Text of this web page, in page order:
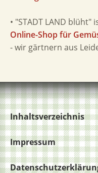
• "STADT LAND blüht"
Online-Shop für
- wir gärtnern aus
Inhaltsverzeichnis
Impressum